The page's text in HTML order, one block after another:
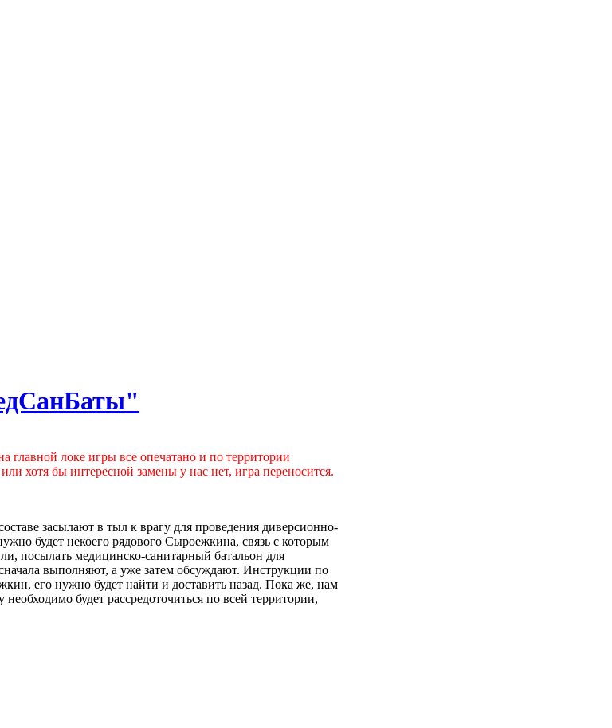
главной локе игры все опечатано и по территории
хотя бы интересной замены у нас нет, игра переносится.
засылают в тыл к врагу для проведения диверсионно-
будет некоего рядового Сыроежкина, связь с которым
посылать медицинско-санитарный батальон для
выполняют, а уже затем обсуждают. Инструкции по
его нужно будет найти и доставить назад. Пока же, нам
будет рассредоточиться по всей территории,